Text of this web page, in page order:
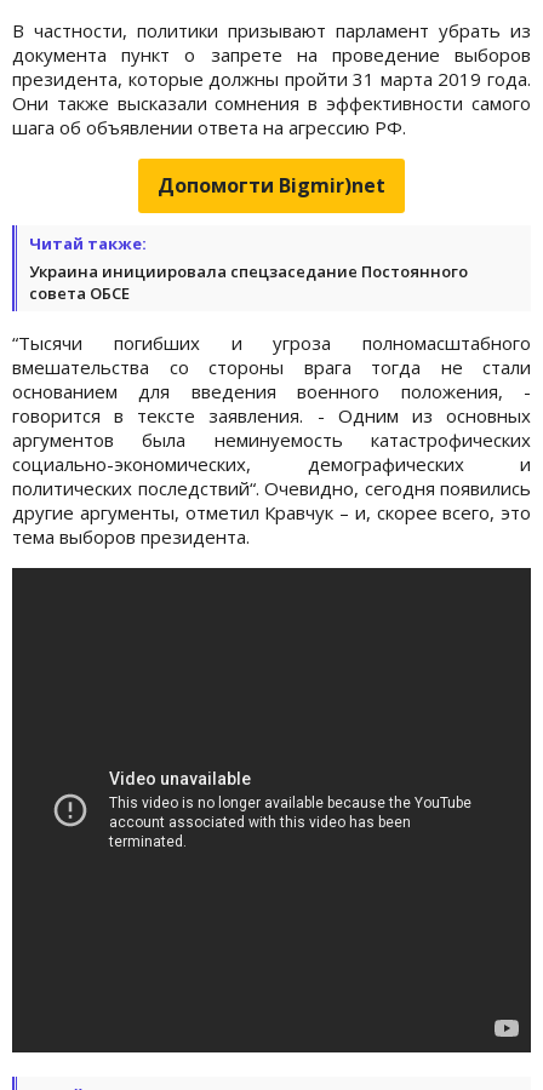
В частности, политики призывают парламент убрать из
документа пункт о запрете на проведение выборов
президента, которые должны пройти 31 марта 2019 года.
Они также высказали сомнения в эффективности самого
шага об объявлении ответа на агрессию РФ.
Допомогти Bigmir)net
Читай также:
Украина инициировала спецзаседание Постоянного
совета ОБСЕ
“Тысячи погибших и угроза полномасштабного
вмешательства со стороны врага тогда не стали
основанием для введения военного положения, -
говорится в тексте заявления. - Одним из основных
аргументов была неминуемость катастрофических
социально-экономических, демографических и
политических последствий“. Очевидно, сегодня появились
другие аргументы, отметил Кравчук – и, скорее всего, это
тема выборов президента.